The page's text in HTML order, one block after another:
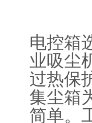
电控箱
业吸尘
过热保
集尘箱
简单。